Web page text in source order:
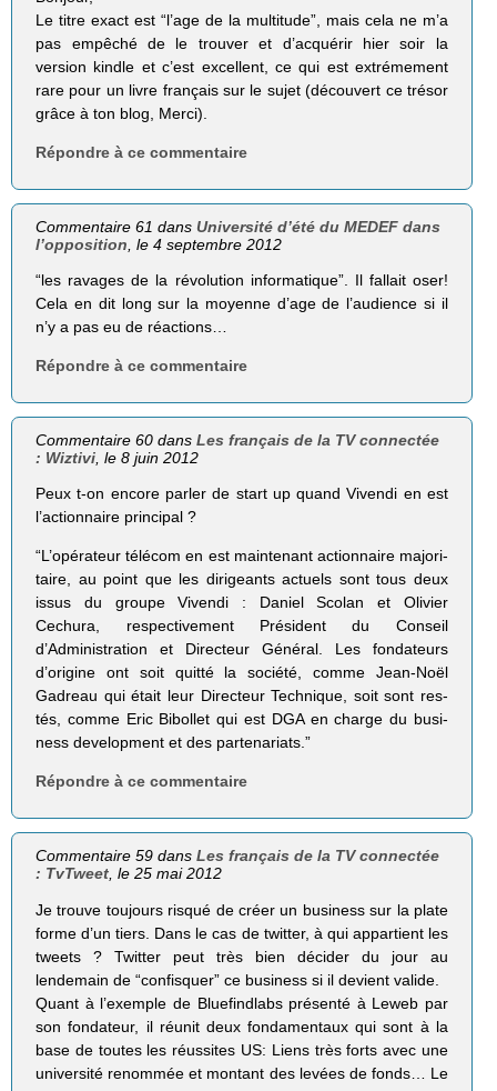
Le titre exact est “l’age de la multitude”, mais cela ne m’a
pas empêché de le trouver et d’acquérir hier soir la
version kindle et c’est excellent, ce qui est extrémement
rare pour un livre français sur le sujet (découvert ce trésor
grâce à ton blog, Merci).
Répondre à ce commentaire
Commentaire 61 dansUniversité d’été du MEDEF dans
l’opposition , le 4 septembre 2012
“les ravages de la révo­lu­tion infor­ma­tique”. Il fallait oser!
Cela en dit long sur la moyenne d’age de l’audience si il
n’y a pas eu de réactions…
Répondre à ce commentaire
Commentaire 60 dansLes français de la TV connectée
: Wiztivi , le 8 juin 2012
Peux t-on encore parler de start up quand Vivendi en est
l’actionnaire principal ?
“L’opérateur télé­com en est main­te­nant action­naire majo­ri­
taire, au point que les diri­geants actuels sont tous deux
issus du groupe Vivendi : Daniel Sco­lan et Oli­vier
Cechura, res­pec­ti­ve­ment Pré­sident du Conseil
d’Administration et Direc­teur Géné­ral. Les fon­da­teurs
d’origine ont soit quitté la société, comme Jean-Noël
Gadreau qui était leur Direc­teur Tech­nique, soit sont res­
tés, comme Eric Bibol­let qui est DGA en charge du busi­
ness deve­lop­ment et des partenariats.”
Répondre à ce commentaire
Commentaire 59 dansLes français de la TV connectée
: TvTweet, le 25 mai 2012
Je trouve toujours risqué de créer un business sur la plate
forme d’un tiers. Dans le cas de twitter, à qui appartient les
tweets ? Twitter peut très bien décider du jour au
lendemain de “confisquer” ce business si il devient valide.
Quant à l’exemple de Bluefindlabs présenté à Leweb par
son fondateur, il réunit deux fondamentaux qui sont à la
base de toutes les réussites US: Liens très forts avec une
université renommée et montant des levées de fonds… Le